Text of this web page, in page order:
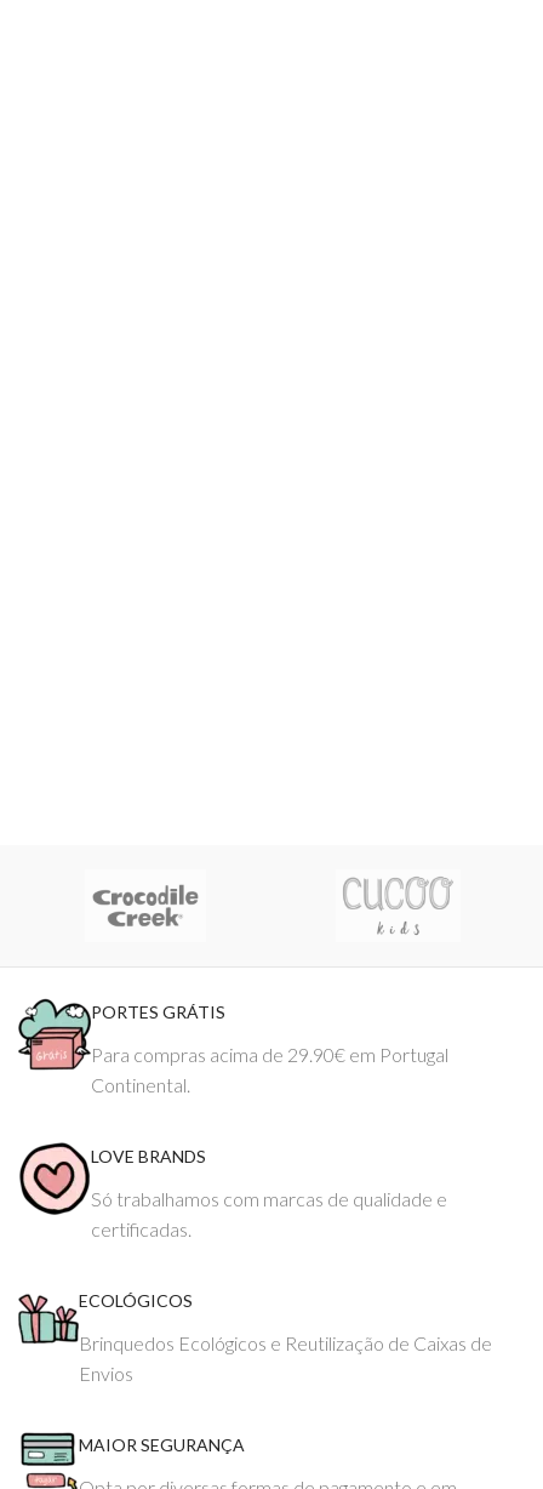
PORTES GRÁTIS
Para compras acima de 29.90€ em Portugal
Continental.
LOVE BRANDS
Só trabalhamos com marcas de qualidade e
certificadas.
ECOLÓGICOS
Brinquedos Ecológicos e Reutilização de Caixas de
Envios
MAIOR SEGURANÇA